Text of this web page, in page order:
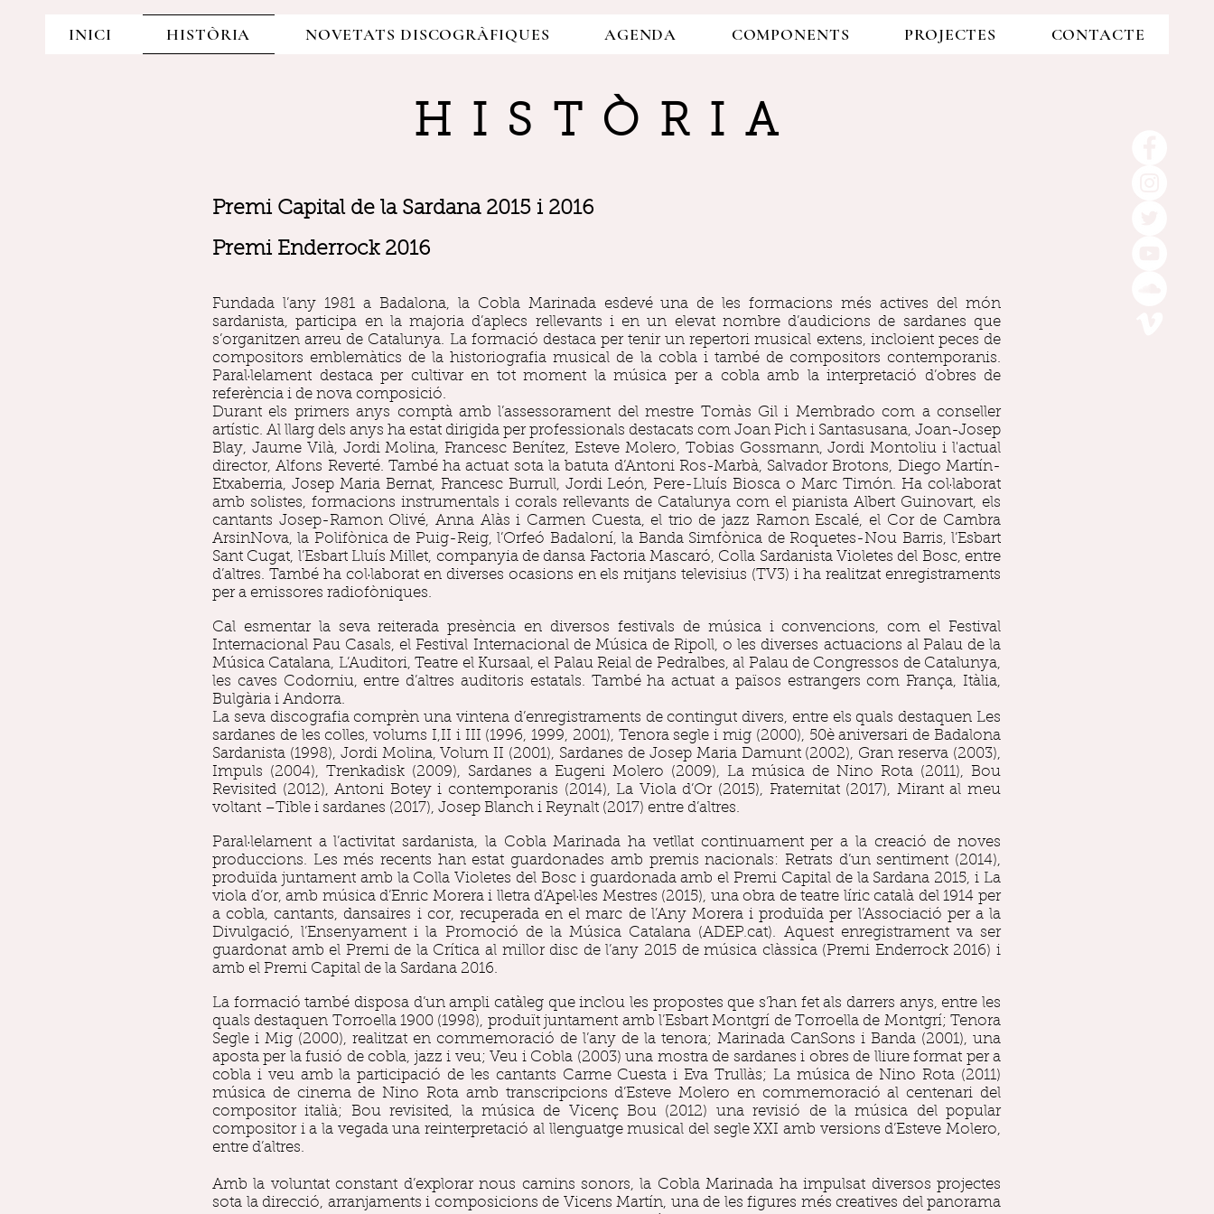
INICI HISTÒRIA NOVETATS DISCOGRÀFIQUES AGENDA COMPONENTS PROJECTES CONTACTE
HISTÒRIA
Premi Capital de la Sardana 2015 i 2016
Premi Enderrock 2016
Fundada l’any 1981 a Badalona, la Cobla Marinada esdevé una de les formacions més actives del món
sardanista, participa en la majoria d’aplecs rellevants i en un elevat nombre d’audicions de sardanes que
s’organitzen arreu de Catalunya. La formació destaca per tenir un repertori musical extens, incloient peces de
compositors emblemàtics de la historiografia musical de la cobla i també de compositors contemporanis.
Paral·lelament destaca per cultivar en tot moment la música per a cobla amb la interpretació d’obres de
referència i de nova composició.
Durant els primers anys comptà amb l’assessorament del mestre Tomàs Gil i Membrado com a conseller
artístic. Al llarg dels anys ha estat dirigida per professionals destacats com Joan Pich i Santasusana, Joan-Josep
Blay, Jaume Vilà, Jordi Molina, Francesc Benítez, Esteve Molero, Tobias Gossmann, Jordi Montoliu i l'actual
director, Alfons Reverté. També ha actuat sota la batuta d’Antoni Ros-Marbà, Salvador Brotons, Diego Martín-
Etxaberria, Josep Maria Bernat, Francesc Burrull, Jordi León, Pere-Lluís Biosca o Marc Timón. Ha col·laborat
amb solistes, formacions instrumentals i corals rellevants de Catalunya com el pianista Albert Guinovart, els
cantants Josep-Ramon Olivé, Anna Alàs i Carmen Cuesta, el trio de jazz Ramon Escalé, el Cor de Cambra
ArsinNova, la Polifònica de Puig-Reig, l’Orfeó Badaloní, la Banda Simfònica de Roquetes-Nou Barris, l’Esbart
Sant Cugat, l’Esbart Lluís Millet, companyia de dansa Factoria Mascaró, Colla Sardanista Violetes del Bosc, entre
d’altres. També ha col·laborat en diverses ocasions en els mitjans televisius (TV3) i ha realitzat enregistraments
per a emissores radiofòniques.
Cal esmentar la seva reiterada presència en diversos festivals de música i convencions, com el Festival
Internacional Pau Casals, el Festival Internacional de Música de Ripoll, o les diverses actuacions al Palau de la
Música Catalana, L’Auditori, Teatre el Kursaal, el Palau Reial de Pedralbes, al Palau de Congressos de Catalunya,
les caves Codorniu, entre d’altres auditoris estatals. També ha actuat a països estrangers com França, Itàlia,
Bulgària i Andorra.
La seva discografia comprèn una vintena d’enregistraments de contingut divers, entre els quals destaquen Les
sardanes de les colles, volums I,II i III (1996, 1999, 2001), Tenora segle i mig (2000), 50è aniversari de Badalona
Sardanista (1998), Jordi Molina, Volum II (2001), Sardanes de Josep Maria Damunt (2002), Gran reserva (2003),
Impuls (2004), Trenkadisk (2009), Sardanes a Eugeni Molero (2009), La música de Nino Rota (2011), Bou
Revisited (2012), Antoni Botey i contemporanis (2014), La Viola d’Or (2015), Fraternitat (2017), Mirant al meu
voltant –Tible i sardanes (2017), Josep Blanch i Reynalt (2017) entre d’altres.
Paral·lelament a l’activitat sardanista, la Cobla Marinada ha vetllat continuament per a la creació de noves
produccions. Les més recents han estat guardonades amb premis nacionals: Retrats d’un sentiment (2014),
produïda juntament amb la Colla Violetes del Bosc i guardonada amb el Premi Capital de la Sardana 2015, i La
viola d’or, amb música d’Enric Morera i lletra d’Apel·les Mestres (2015), una obra de teatre líric català del 1914 per
a cobla, cantants, dansaires i cor, recuperada en el marc de l’Any Morera i produïda per l’Associació per a la
Divulgació, l’Ensenyament i la Promoció de la Música Catalana (ADEP.cat). Aquest enregistrament va ser
guardonat amb el Premi de la Crítica al millor disc de l’any 2015 de música clàssica (Premi Enderrock 2016) i
amb el Premi Capital de la Sardana 2016.
La formació també disposa d’un ampli catàleg que inclou les propostes que s’han fet als darrers anys, entre les
quals destaquen Torroella 1900 (1998), produït juntament amb l’Esbart Montgrí de Torroella de Montgrí; Tenora
Segle i Mig (2000), realitzat en commemoració de l’any de la tenora; Marinada CanSons i Banda (2001), una
aposta per la fusió de cobla, jazz i veu; Veu i Cobla (2003) una mostra de sardanes i obres de lliure format per a
cobla i veu amb la participació de les cantants Carme Cuesta i Eva Trullàs; La música de Nino Rota (2011)
música de cinema de Nino Rota amb transcripcions d’Esteve Molero en commemoració al centenari del
compositor italià; Bou revisited, la música de Vicenç Bou (2012) una revisió de la música del popular
compositor i a la vegada una reinterpretació al llenguatge musical del segle XXI amb versions d’Esteve Molero,
entre d’altres.
​​Amb la voluntat constant d’explorar nous camins sonors, la Cobla Marinada ha impulsat diversos projectes
sota la direcció, arranjaments i composicions de Vicens Martín, una de les figures més creatives del panorama